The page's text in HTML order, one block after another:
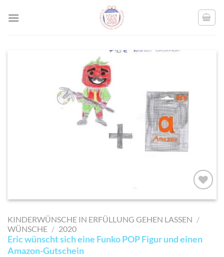
AUF MEINE
SETZEN
KINDERWÜNSCHE IN ERFÜLLUNG GEHEN LASSEN /
WÜNSCHE / 2020
Eric wünscht sich eine Funko POP Figur und einen
Amazon-Gutschein